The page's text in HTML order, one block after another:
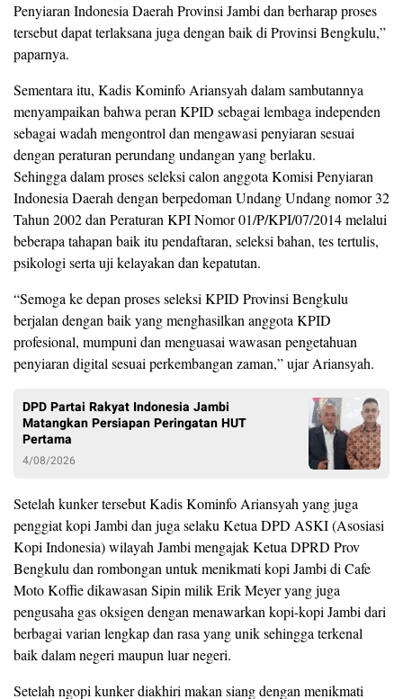
Penyiaran Indonesia Daerah Provinsi Jambi dan berharap proses
tersebut dapat terlaksana juga dengan baik di Provinsi Bengkulu,”
paparnya.
Sementara itu, Kadis Kominfo Ariansyah dalam sambutannya
menyampaikan bahwa peran KPID sebagai lembaga independen
sebagai wadah mengontrol dan mengawasi penyiaran sesuai
dengan peraturan perundang undangan yang berlaku.
Sehingga dalam proses seleksi calon anggota Komisi Penyiaran
Indonesia Daerah dengan berpedoman Undang Undang nomor 32
Tahun 2002 dan Peraturan KPI Nomor 01/P/KPI/07/2014 melalui
beberapa tahapan baik itu pendaftaran, seleksi bahan, tes tertulis,
psikologi serta uji kelayakan dan kepatutan.
“Semoga ke depan proses seleksi KPID Provinsi Bengkulu
berjalan dengan baik yang menghasilkan anggota KPID
profesional, mumpuni dan menguasai wawasan pengetahuan
penyiaran digital sesuai perkembangan zaman,” ujar Ariansyah.
DPD Partai Rakyat Indonesia Jambi
Matangkan Persiapan Peringatan HUT
Pertama
4/08/2026
Setelah kunker tersebut Kadis Kominfo Ariansyah yang juga
penggiat kopi Jambi dan juga selaku Ketua DPD ASKI (Asosiasi
Kopi Indonesia) wilayah Jambi mengajak Ketua DPRD Prov
Bengkulu dan rombongan untuk menikmati kopi Jambi di Cafe
Moto Koffie dikawasan Sipin milik Erik Meyer yang juga
pengusaha gas oksigen dengan menawarkan kopi-kopi Jambi dari
berbagai varian lengkap dan rasa yang unik sehingga terkenal
baik dalam negeri maupun luar negeri.
Setelah ngopi kunker diakhiri makan siang dengan menikmati